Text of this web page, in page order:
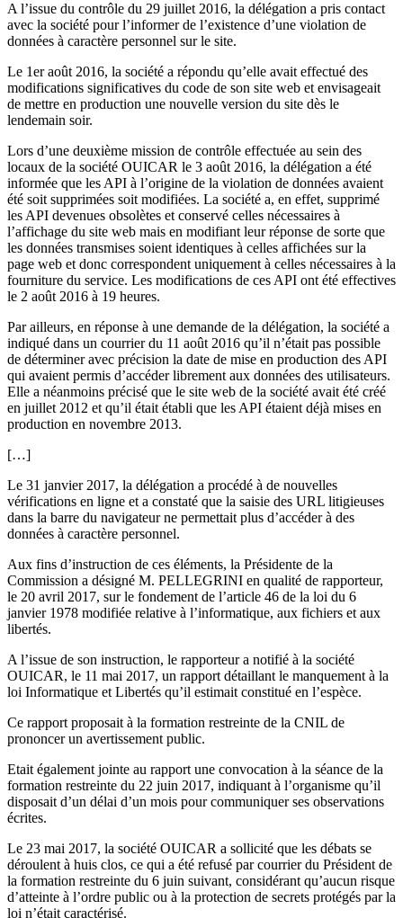
A l’issue du contrôle du 29 juillet 2016, la délégation a pris contact
avec la société pour l’informer de l’existence d’une violation de
données à caractère personnel sur le site.
Le 1er août 2016, la société a répondu qu’elle avait effectué des
modifications significatives du code de son site web et envisageait
de mettre en production une nouvelle version du site dès le
lendemain soir.
Lors d’une deuxième mission de contrôle effectuée au sein des
locaux de la société OUICAR le 3 août 2016, la délégation a été
informée que les API à l’origine de la violation de données avaient
été soit supprimées soit modifiées. La société a, en effet, supprimé
les API devenues obsolètes et conservé celles nécessaires à
l’affichage du site web mais en modifiant leur réponse de sorte que
les données transmises soient identiques à celles affichées sur la
page web et donc correspondent uniquement à celles nécessaires à la
fourniture du service. Les modifications de ces API ont été effectives
le 2 août 2016 à 19 heures.
Par ailleurs, en réponse à une demande de la délégation, la société a
indiqué dans un courrier du 11 août 2016 qu’il n’était pas possible
de déterminer avec précision la date de mise en production des API
qui avaient permis d’accéder librement aux données des utilisateurs.
Elle a néanmoins précisé que le site web de la société avait été créé
en juillet 2012 et qu’il était établi que les API étaient déjà mises en
production en novembre 2013.
[…]
Le 31 janvier 2017, la délégation a procédé à de nouvelles
vérifications en ligne et a constaté que la saisie des URL litigieuses
dans la barre du navigateur ne permettait plus d’accéder à des
données à caractère personnel.
Aux fins d’instruction de ces éléments, la Présidente de la
Commission a désigné M. PELLEGRINI en qualité de rapporteur,
le 20 avril 2017, sur le fondement de l’article 46 de la loi du 6
janvier 1978 modifiée relative à l’informatique, aux fichiers et aux
libertés.
A l’issue de son instruction, le rapporteur a notifié à la société
OUICAR, le 11 mai 2017, un rapport détaillant le manquement à la
loi Informatique et Libertés qu’il estimait constitué en l’espèce.
Ce rapport proposait à la formation restreinte de la CNIL de
prononcer un avertissement public.
Etait également jointe au rapport une convocation à la séance de la
formation restreinte du 22 juin 2017, indiquant à l’organisme qu’il
disposait d’un délai d’un mois pour communiquer ses observations
écrites.
Le 23 mai 2017, la société OUICAR a sollicité que les débats se
déroulent à huis clos, ce qui a été refusé par courrier du Président de
la formation restreinte du 6 juin suivant, considérant qu’aucun risque
d’atteinte à l’ordre public ou à la protection de secrets protégés par la
loi n’était caractérisé.